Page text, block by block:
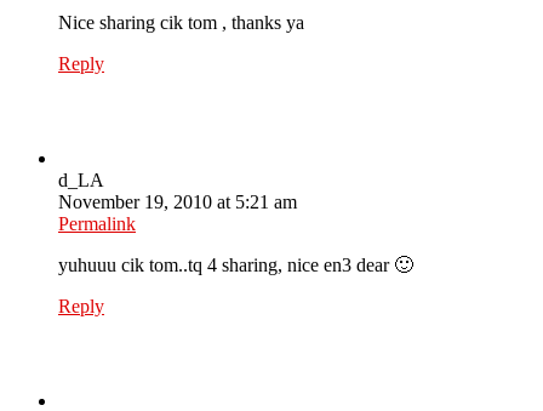
Nice sharing cik tom , thanks ya
Reply
d_LA
November 19, 2010 at 5:21 am
Permalink
yuhuuu cik tom..tq 4 sharing, nice en3 dear 🙂
Reply